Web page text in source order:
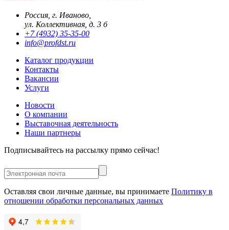
Россия, г. Иваново,
ул. Коллективная, д. 3 б
+7 (4932) 35-35-00
info@profdst.ru
Каталог продукции
Контакты
Вакансии
Услуги
Новости
О компании
Выставочная деятельность
Наши партнеры
Подписывайтесь на рассылку прямо сейчас!
Оставляя свои личные данные, вы принимаете Политику в
отношении обработки персональных данных